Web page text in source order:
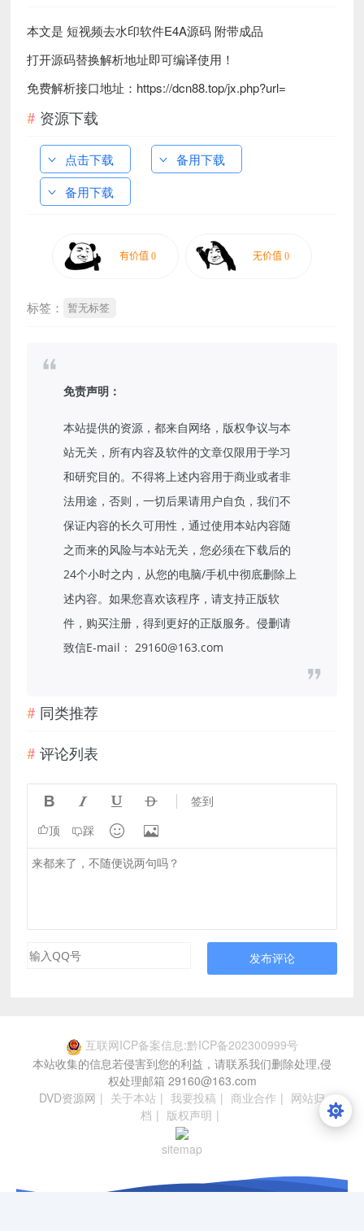
本文是 短视频去水印软件E4A源码 附带成品
打开源码替换解析地址即可编译使用！
免费解析接口地址：https://dcn88.top/jx.php?url=
资源下载
点击下载
备用下载
备用下载
标签： 暂无标签
免责声明：
本站提供的资源，都来自网络，版权争议与本
站无关，所有内容及软件的文章仅限用于学习
和研究目的。不得将上述内容用于商业或者非
法用途，否则，一切后果请用户自负，我们不
保证内容的长久可用性，通过使用本站内容随
之而来的风险与本站无关，您必须在下载后的
24个小时之内，从您的电脑/手机中彻底删除上
述内容。如果您喜欢该程序，请支持正版软
件，购买注册，得到更好的正版服务。侵删请
致信E-mail： 29160@163.com
同类推荐
评论列表
    签到
顶 踩  
发布评论
互联网ICP备案信息:黔ICP备202300999号
本站收集的信息若侵害到您的利益，请联系我们删除处理,侵
权处理邮箱 29160@163.com
DVD资源网 | 关于本站 | 我要投稿 | 商业合作 | 网站归
档 | 版权声明 |
sitemap